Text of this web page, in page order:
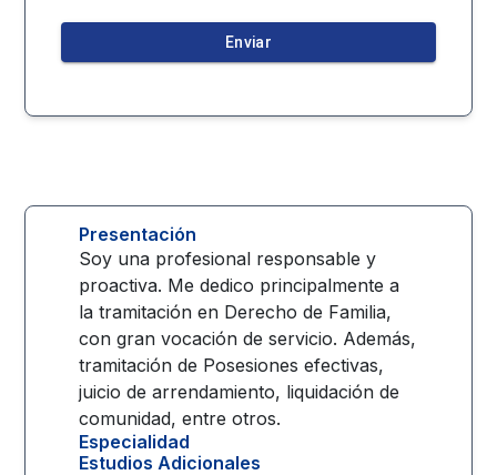
Enviar
Presentación
Soy una profesional responsable y
proactiva. Me dedico principalmente a
la tramitación en Derecho de Familia,
con gran vocación de servicio. Además,
tramitación de Posesiones efectivas,
juicio de arrendamiento, liquidación de
comunidad, entre otros.
Especialidad
Estudios Adicionales